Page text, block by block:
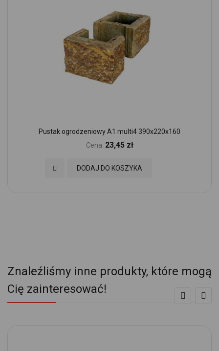
Pustak ogrodzeniowy A1 multi4 390x220x160
Cena: 23,45 zł
DODAJ DO KOSZYKA
Dodaj do Ulubionych
Znaleźliśmy inne produkty, które mogą
Cię zainteresować!